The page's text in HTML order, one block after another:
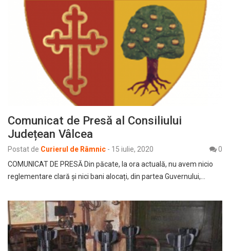
Comunicat de Presă al Consiliului
Județean Vâlcea
Postat de Curierul de Râmnic - 15 iulie, 2020
0
COMUNICAT DE PRESĂ Din păcate, la ora actuală, nu avem nicio
reglementare clară și nici bani alocați, din partea Guvernului,…